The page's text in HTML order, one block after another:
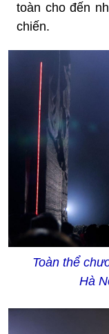
toàn cho đến
chiến.
Toàn thể
Hà